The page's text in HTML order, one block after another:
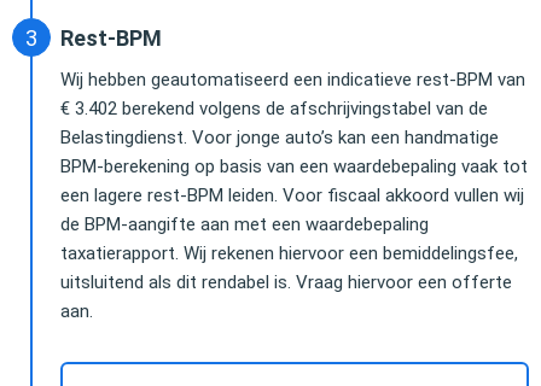
Rest-BPM
Wij hebben geautomatiseerd een indicatieve rest-BPM van
€ 3.402 berekend volgens de afschrijvingstabel van de
Belastingdienst. Voor jonge auto’s kan een handmatige
BPM-berekening op basis van een waardebepaling vaak tot
een lagere rest-BPM leiden. Voor fiscaal akkoord vullen wij
de BPM-aangifte aan met een waardebepaling
taxatierapport. Wij rekenen hiervoor een bemiddelingsfee,
uitsluitend als dit rendabel is. Vraag hiervoor een offerte
aan.